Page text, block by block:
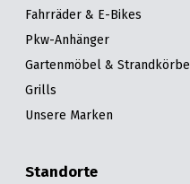
Fahrräder & E-Bikes
Pkw-Anhänger
Gartenmöbel & Strandkörbe
Grills
Unsere Marken
Standorte